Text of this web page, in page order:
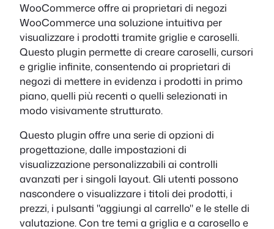
WooCommerce offre ai proprietari di negozi
WooCommerce una soluzione intuitiva per
visualizzare i prodotti tramite griglie e caroselli.
Questo plugin permette di creare caroselli, cursori
e griglie infinite, consentendo ai proprietari di
negozi di mettere in evidenza i prodotti in primo
piano, quelli più recenti o quelli selezionati in
modo visivamente strutturato.
Questo plugin offre una serie di opzioni di
progettazione, dalle impostazioni di
visualizzazione personalizzabili ai controlli
avanzati per i singoli layout. Gli utenti possono
nascondere o visualizzare i titoli dei prodotti, i
prezzi, i pulsanti "aggiungi al carrello" e le stelle di
valutazione. Con tre temi a griglia e a carosello e